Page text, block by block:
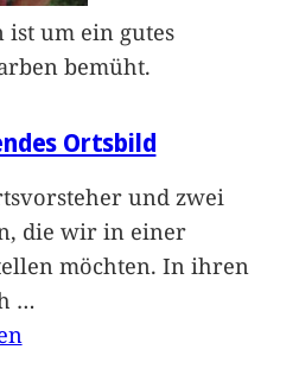
ist um ein gutes
bemüht.
Ortsbild
und zwei
die wir in einer
möchten. In ihren
…